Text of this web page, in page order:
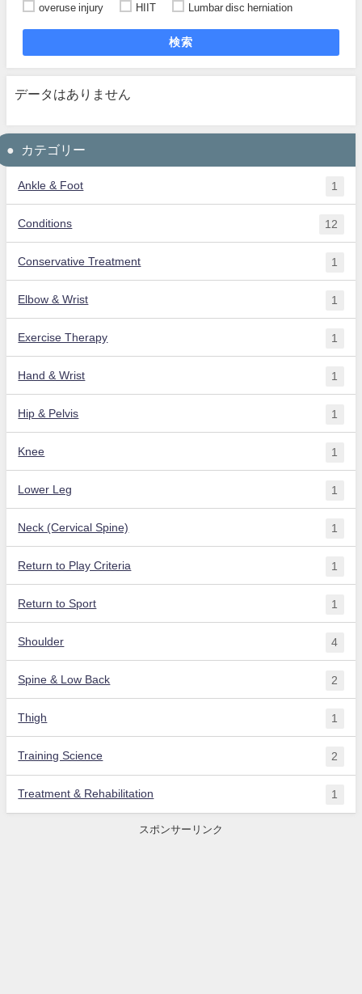
overuse injury
HIIT Lumbar disc herniation
検索
データはありません
カテゴリー
Ankle & Foot 1
Conditions 12
Conservative Treatment 1
Elbow & Wrist 1
Exercise Therapy 1
Hand & Wrist 1
Hip & Pelvis 1
Knee 1
Lower Leg 1
Neck (Cervical Spine) 1
Return to Play Criteria 1
Return to Sport 1
Shoulder 4
Spine & Low Back 2
Thigh 1
Training Science 2
Treatment & Rehabilitation 1
スポンサーリンク